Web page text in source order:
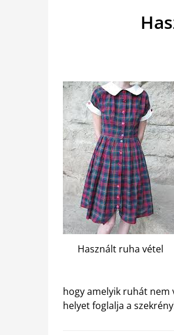
Használt ruha vétel
hogy amelyik ruhát nem
helyet foglalja a